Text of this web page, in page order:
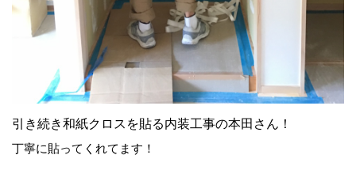
引き続き和紙クロスを貼る内装工事の本田さん！
丁寧に貼ってくれてます！